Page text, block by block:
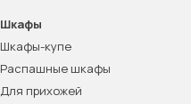
Шкафы
Шкафы-купе
Распашные шкафы
Для прихожей